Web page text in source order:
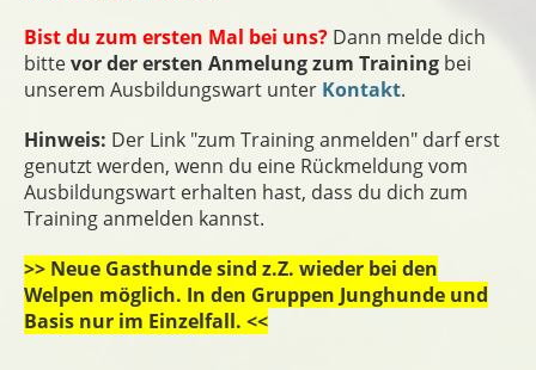
Bist du zum ersten Mal bei uns? Dann melde dich
bittevor der ersten Anmelung zum Training bei
unserem Ausbildungswart unter Kontakt.
Hinweis: Der Link "zum Training anmelden" darf erst
genutzt werden, wenn du eine Rückmeldung vom
Ausbildungswart erhalten hast, dass du dich zum
Training anmelden kannst.
>> Neue Gasthunde sind z.Z. wieder bei den
Welpen möglich. In den Gruppen Junghunde und
Basis nur im Einzelfall. <<